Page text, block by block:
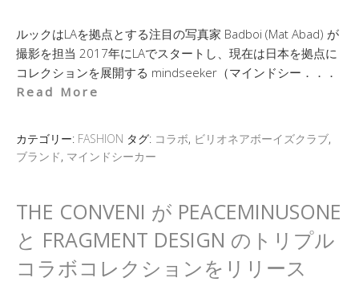
ルックはLAを拠点とする注目の写真家 Badboi (Mat Abad) が
撮影を担当 2017年にLAでスタートし、現在は日本を拠点に
コレクションを展開する mindseeker（マインドシー．．．
Read More
カテゴリー: FASHION タグ: コラボ, ビリオネアボーイズクラブ,
ブランド, マインドシーカー
THE CONVENI が PEACEMINUSONE
と FRAGMENT DESIGN のトリプル
コラボコレクションをリリース